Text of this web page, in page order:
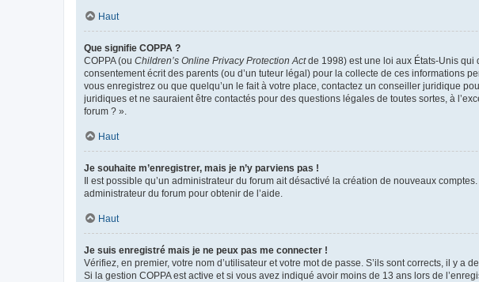
Haut
Que signifie COPPA ?
COPPA (ou Children’s Online Privacy Protection Actde 1998) est une loi aux États-Unis qui
consentement écrit des parents (ou d’un tuteur légal) pour la collecte de ces informations
vous enregistrez ou que quelqu’un le fait à votre place, contactez un conseiller juridique
juridiques et ne sauraient être contactés pour des questions légales de toutes sortes, à
forum ? ».
Haut
Je souhaite m’enregistrer, mais je n’y parviens pas !
Il est possible qu’un administrateur du forum ait désactivé la création de nouveaux
administrateur du forum pour obtenir de l’aide.
Haut
Je suis enregistré mais je ne peux pas me connecter !
Vérifiez, en premier, votre nom d’utilisateur et votre mot de passe. S’ils sont corrects, il y a
Si la gestion COPPA est active et si vous avez indiqué avoir moins de 13 ans lors de